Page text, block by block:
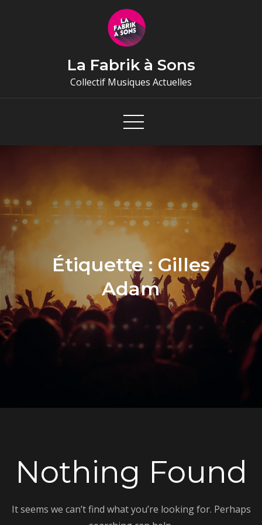
La Fabrik à Sons
Collectif Musiques Actuelles
Étiquette : Gilles
Adam
Nothing Found
It seems we can’t find what you’re looking for. Perhaps